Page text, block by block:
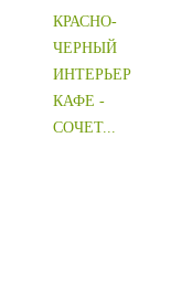
КРАСНО-
ЧЕРНЫЙ
ИНТЕРЬЕР
КАФЕ -
СОЧЕТ...